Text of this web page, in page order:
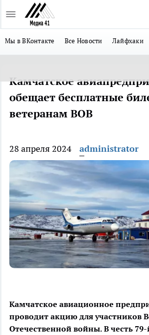
Мы в ВКонтакте Все Новости Лайфхаки
Камчатское
обещает бесплатные
ветеранам ВОВ
28 апреля 2024 administrator
Камчатское авиационное
проводит акцию для участников
Отечественной войны. В честь